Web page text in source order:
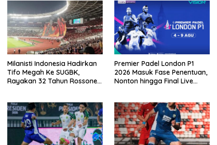
Milanisti Indonesia Hadirkan
Tifo Megah Ke SUGBK,
Rayakan 32 Tahun Rossoneri
Premier Padel London P1
2026 Masuk Fase Penentuan,
Nonton hingga Final Live